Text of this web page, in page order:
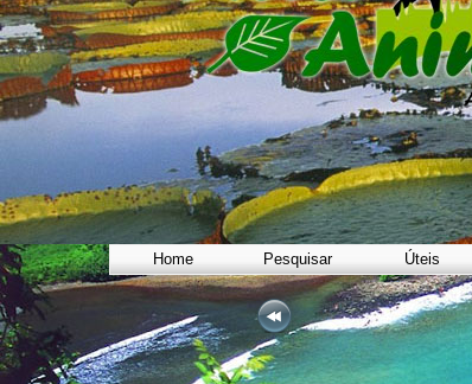
Home Pesquisar Úteis